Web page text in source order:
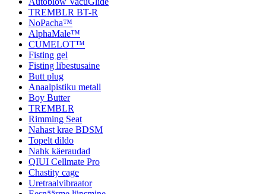
TREMBLR BT-R
NoPacha™
AlphaMale™
CUMELOT™
Fisting gel
Fisting libestusaine
Butt plug
Anaalpistiku metall
Boy Butter
TREMBLR
Rimming Seat
Nahast krae BDSM
Topelt dildo
Nahk käeraudad
QIUI Cellmate Pro
Chastity cage
Uretraalvibraator